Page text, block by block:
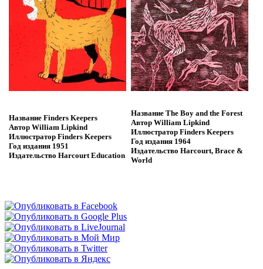
Название Finders Keepers
Автор William Lipkind
Иллюстратор Finders Keepers
Год издания 1951
Издательство Harcourt Education
Название The Boy and the Forest
Автор William Lipkind
Иллюстратор Finders Keepers
Год издания 1964
Издательство Harcourt, Brace &
World